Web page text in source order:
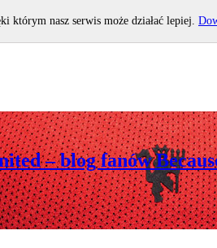
– blog fanów
którym nasz serwis może działać lepiej.